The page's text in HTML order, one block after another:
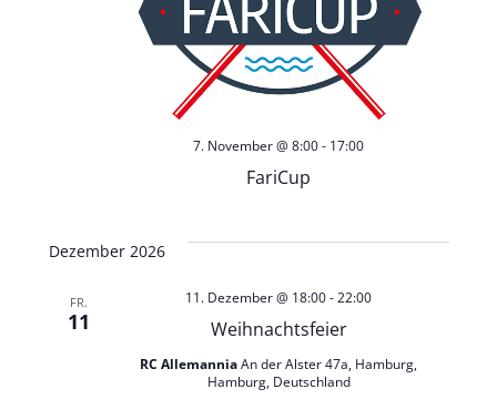
FariCup
7. November @ 8:00- 17:00
Dezember 2026
FR.
11 Weihnachtsfeier
11. Dezember @ 18:00-22:00
RC AllemanniaAn der Alster 47a, Hamburg,
Hamburg, Deutschland